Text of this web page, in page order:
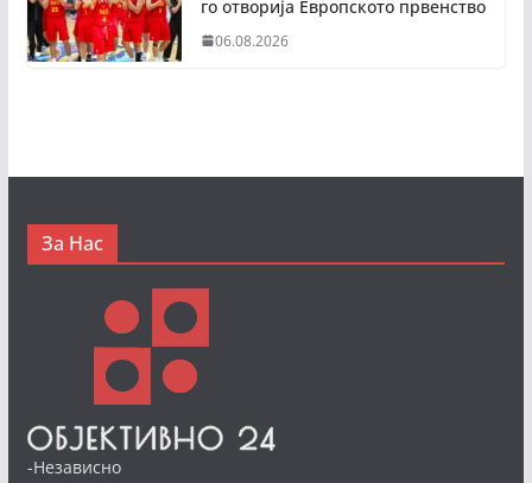
го отворија Европското првенство
06.08.2026
За Нас
-Независно